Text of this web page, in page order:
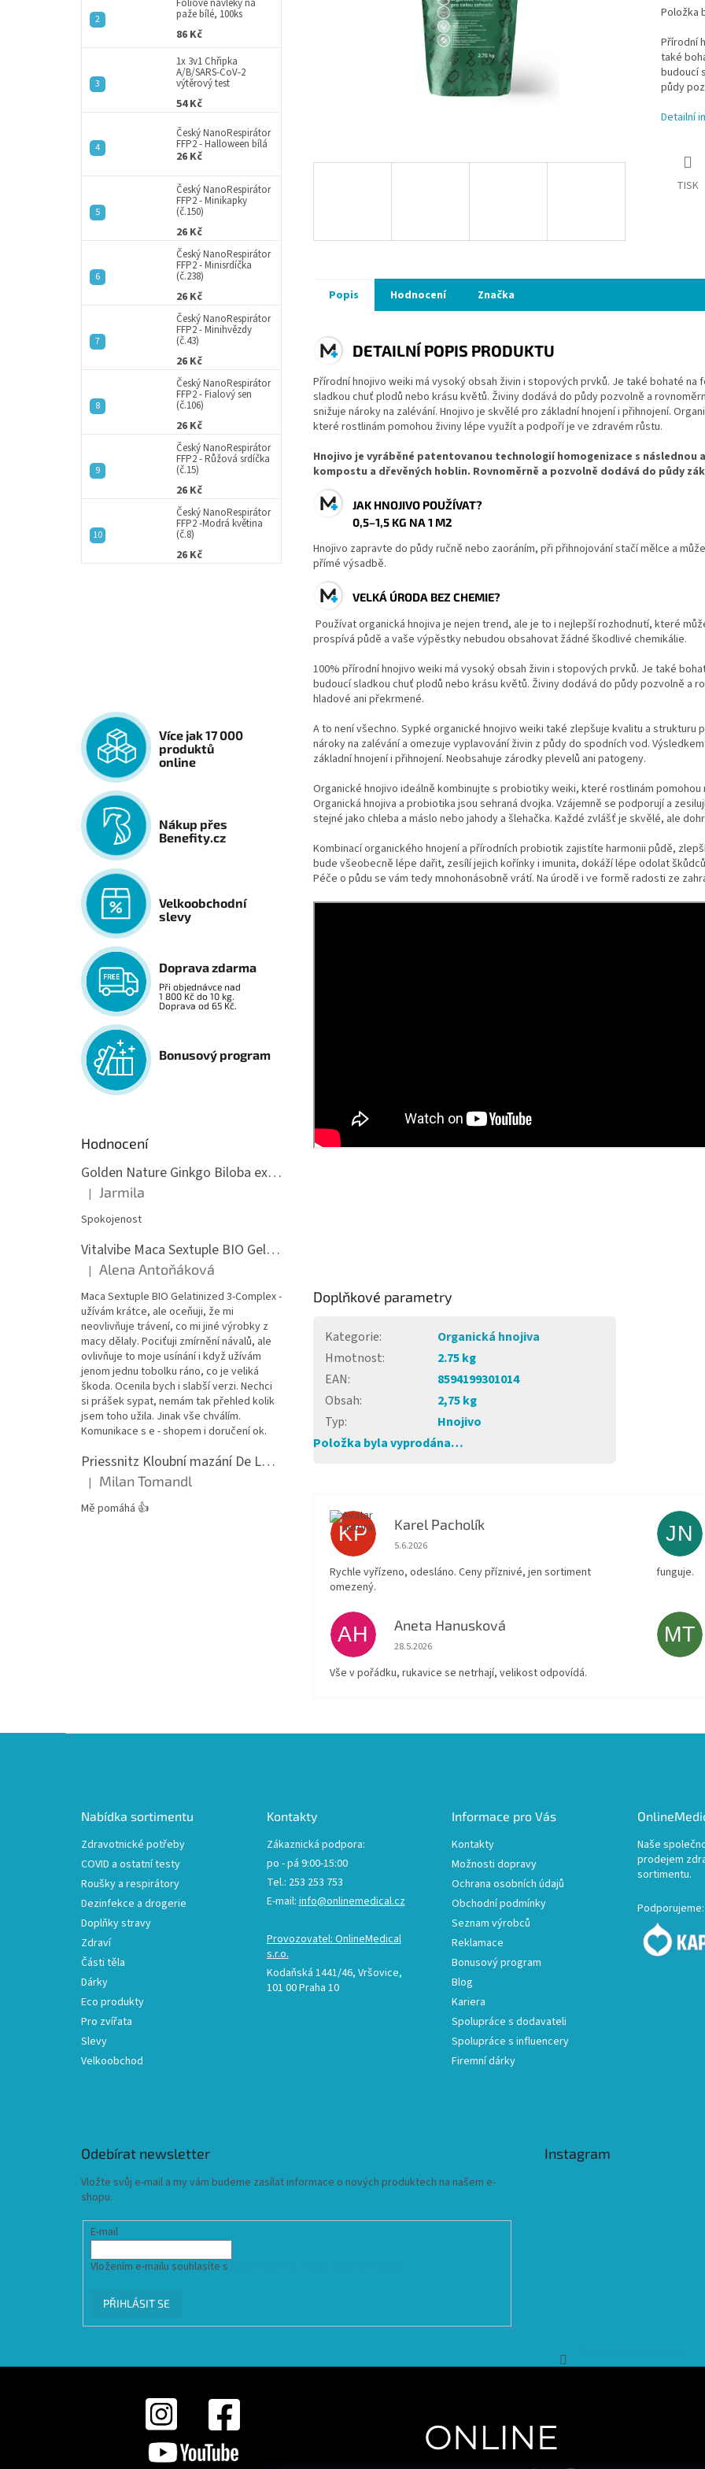
paže bílé, 100ks
86 Kč
1x 3v1 Chřipka
A/B/SARS-CoV-2
výtěrový test
54 Kč
Český NanoRespirátor
FFP2 - Halloween bílá
26 Kč
Český NanoRespirátor
FFP2 - Minikapky
(č.150)
26 Kč
Český NanoRespirátor
FFP2 - Minisrdíčka
(č.238)
26 Kč
Český NanoRespirátor
FFP2 - Minihvězdy
(č.43)
26 Kč
Český NanoRespirátor
FFP2 - Fialový sen
(č.106)
26 Kč
Český NanoRespirátor
FFP2 - Růžová srdíčka
(č.15)
26 Kč
Český NanoRespirátor
FFP2 -Modrá květina
(č.8)
26 Kč
Více jak 17 000
produktů
online
Nákup přes
Benefity.cz
Velkoobchodní
slevy
Doprava zdarma
Při objednávce nad
1 800 Kč do 10 kg.
Doprava od 65 Kč.
Bonusový program
Hodnocení
Golden Nature Ginkgo Biloba extrakt 50:1 60mg, 100 kapslí
Hodnocení produktu je 5 z 5 hvězdiček.
| Jarmila
Spokojenost
Vitalvibe Maca Sextuple BIO Gelatinized 3-Complex, 60 kapslí
Hodnocení produktu je 5 z 5 hvězdiček.
| Alena Antoňáková
Maca Sextuple BIO Gelatinized 3-Complex -
užívám krátce, ale oceňuji, že mi
neovlivňuje trávení, co mi jiné výrobky z
macy dělaly. Pociťuji zmírnění návalů, ale
ovlivňuje to moje usínání i když užívám
jenom jednu tobolku ráno, co je veliká
škoda. Ocenila bych i slabší verzi. Nechci
si prášek sypat, nemám tak přehled kolik
jsem toho užila. Jinak vše chválím.
Komunikace s e - shopem i doručení ok.
Priessnitz Kloubní mazání De Luxe, 200ml
Hodnocení produktu je 5 z 5 hvězdiček.
| Milan Tomandl
Mě pomáhá 👍
Položka
Přírodní
také
budoucí
půdy
Detailní
TISK
Popis Hodnocení Značka
DETAILNÍ POPIS PRODUKTU
Přírodní hnojivo weiki má vysoký obsah živin i stopových prvků. Je také bohaté
sladkou chuť plodů nebo krásu květů. Živiny dodává do půdy pozvolně a
snižuje nároky na zalévání. Hnojivo je skvělé pro základní hnojení i přihnojení.
které rostlinám pomohou živiny lépe využít a podpoří je ve zdravém růstu.
Hnojivo je vyráběné patentovanou technologií homogenizace s
kompostu a dřevěných hoblin. Rovnoměrně a pozvolně dodává do půdy
JAK HNOJIVO POUŽÍVAT?
0,5–1,5 KG NA 1 M2
Hnojivo zapravte do půdy ručně nebo zaoráním, při přihnojování stačí mělce a
přímé výsadbě.
VELKÁ ÚRODA BEZ CHEMIE?
Používat organická hnojiva je nejen trend, ale je to i nejlepší rozhodnutí, které
prospívá půdě a vaše výpěstky nebudou obsahovat žádné škodlivé chemikálie.
100% přírodní hnojivo weiki má vysoký obsah živin i stopových prvků. Je také
budoucí sladkou chuť plodů nebo krásu květů. Živiny dodává do půdy pozvolně a
hladové ani překrmené.
A to není všechno. Sypké organické hnojivo weiki také zlepšuje kvalitu a
nároky na zalévání a omezuje vyplavování živin z půdy do spodních vod.
základní hnojení i přihnojení. Neobsahuje zárodky plevelů ani patogeny.
Organické hnojivo ideálně kombinujte s probiotiky weiki, které rostlinám
Organická hnojiva a probiotika jsou sehraná dvojka. Vzájemně se podporují a
stejné jako chleba a máslo nebo jahody a šlehačka. Každé zvlášť je skvělé, ale
Kombinací organického hnojení a přírodních probiotik zajistíte harmonii půdě,
bude všeobecně lépe dařit, zesílí jejich kořínky i imunita, dokáží lépe odolat
Péče o půdu se vám tedy mnohonásobně vrátí. Na úrodě i ve formě radosti ze
Doplňkové parametry
Kategorie:
Organická hnojiva
Hmotnost:
2.75 kg
EAN:
8594199301014
Obsah:
2,75 kg
Typ:
Hnojivo
Položka byla vyprodána…
KP Karel Pacholík
Hodnocení obchodu je 4 z 5 hvězdiček.
5.6.2026
Rychle vyřízeno, odesláno. Ceny příznivé, jen sortiment
omezený.
JN
funguje.
AH Aneta Hanusková
Hodnocení obchodu je 5 z 5 hvězdiček.
28.5.2026
Vše v pořádku, rukavice se netrhají, velikost odpovídá.
MT
Nabídka sortimentu
Zdravotnické potřeby
COVID a ostatní testy
Roušky a respirátory
Dezinfekce a drogerie
Doplňky stravy
Zdraví
Části těla
Dárky
Eco produkty
Pro zvířata
Slevy
Velkoobchod
Kontakty
Zákaznická podpora:
po - pá 9:00-15:00
Tel.: 253 253 753
E-mail: info@onlinemedical.cz
Provozovatel: OnlineMedical
s.r.o.
Kodaňská 1441/46, Vršovice,
101 00 Praha 10
Informace pro Vás
Kontakty
Možnosti dopravy
Ochrana osobních údajů
Obchodní podmínky
Seznam výrobců
Reklamace
Bonusový program
Blog
Kariera
Spolupráce s dodavateli
Spolupráce s influencery
Firemní dárky
Naše
prodejem
sortimentu.
Podporujeme:
Odebírat newsletter
Vložte svůj e-mail a my vám budeme zasílat informace o nových produktech na našem e-
shopu.
E-mail
Vložením e-mailu souhlasíte s
PŘIHLÁSIT SE
Instagram